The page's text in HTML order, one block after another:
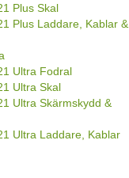
Plus Skal
Plus Laddare, Kablar &
Ultra Fodral
Ultra Skal
Ultra Skärmskydd &
Ultra Laddare, Kablar